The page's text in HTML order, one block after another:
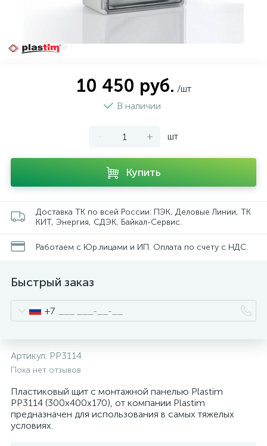
10 450 руб. /шт
В наличии
- + шт
Купить
Доставка ТК по всей России: ПЭК, Деловые Линии, ТК
КИТ, Энергия, СДЭК, Байкал-Сервис.
Работаем с Юр.лицами и ИП. Оплата по счету с НДС.
Быстрый заказ
+7
Артикул: PP3114
Пока нет отзывов
Пластиковый щит с монтажной панелью Plastim
PP3114 (300х400х170), от компании Plastim
предназначен для использования в самых тяжелых
условиях.